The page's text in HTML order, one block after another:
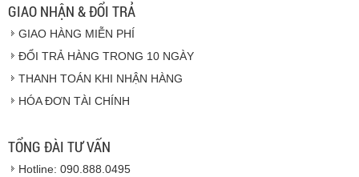
Hàng hóa được giao cho quý khách là hàng mới
100% nguyên đai nguyên kiện.
Vinhempich
độ bảo hành sản phẩm đối với nhà sản xuất hoặc
GIAO NHẬN & ĐỔI TRẢ
GIAO HÀNG MIỄN PHÍ
ĐỔI TRẢ HÀNG TRONG 10 NGÀY
THANH TOÁN KHI NHẬN HÀNG
HÓA ĐƠN TÀI CHÍNH
TỔNG ĐÀI TƯ VẤN
Hotline: 090.888.0495